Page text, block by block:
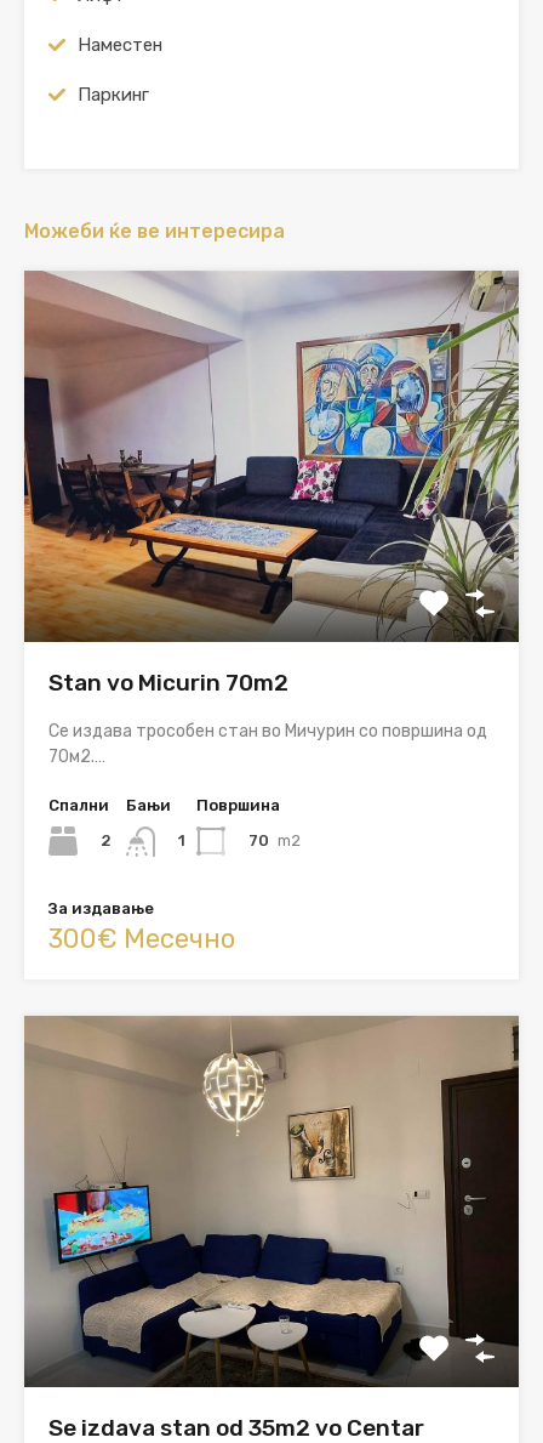
Наместен
Паркинг
Можеби ќе ве интересира
Stan vo Micurin 70m2
Се издава трособен стан во Мичурин со површина од
70м2.…
Спални
2
Бањи
1
Површина
70 m2
За издавање
300€ Месечно
Se izdava stan od 35m2 vo Centar